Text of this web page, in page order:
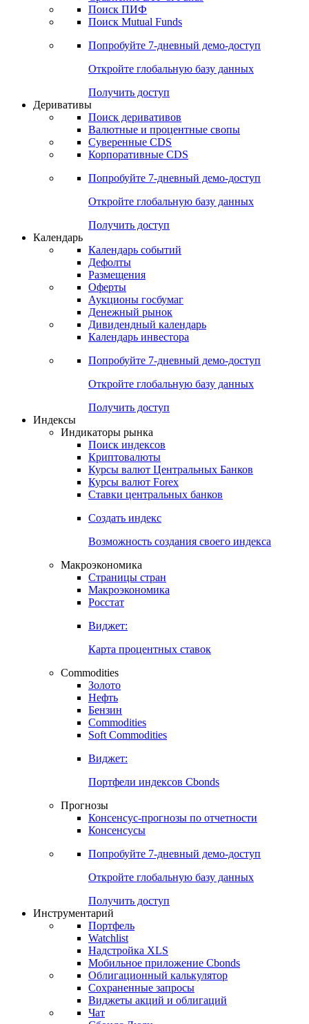
Получить доступ
ETF & Funds
Сравнение ETF & Funds
Поиск Mutual Funds
Попробуйте7-дневный
Откройте глобальную базу данных
Получить доступ
Деривативы
Валютные и процентные свопы
Корпоративные CDS
Попробуйте7-дневный
Откройте глобальную базу данных
Получить доступ
Календарь
Календарь событий
Дефолты
Размещения
Оферты
Денежный рынок
Календарь инвестора
Попробуйте7-дневный
Откройте глобальную базу данных
Получить доступ
Индикаторы рынка
Поиск индексов
Курсы валют Центральных Банков
Ставки центральных банков
Создать индекс
Возможность создания своего индекса
Страницы стран
Росстат
Виджет:
Карта процентных ставок
Commodities
Золото
Бензин
Soft Commodities
Виджет:
Портфели индексов Cbonds
Прогнозы
Консенсусы
Попробуйте7-дневный
Откройте глобальную базу данных
Получить доступ
Инструментарий
Портфель
Watchlist
Надстройка XLS
Мобильное приложение Cbonds